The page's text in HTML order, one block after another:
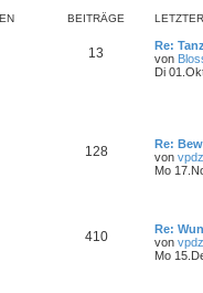
BEITRÄGE
13
Re:
von
Di
128
Re:
von
Mo
410
Re:
von
Mo